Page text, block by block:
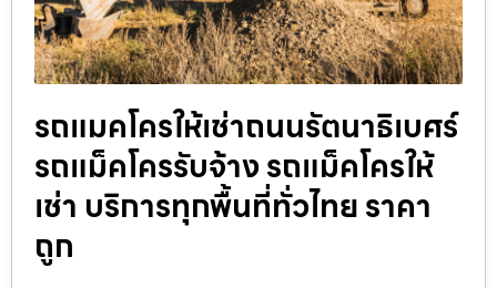
รถแมคโครให้เช่าถนนรัตนาธิเบศร์
รถแม็คโครรับจ้าง รถแม็คโครให้
เช่า บริการทุกพื้นที่ทั่วไทย ราคา
ถูก